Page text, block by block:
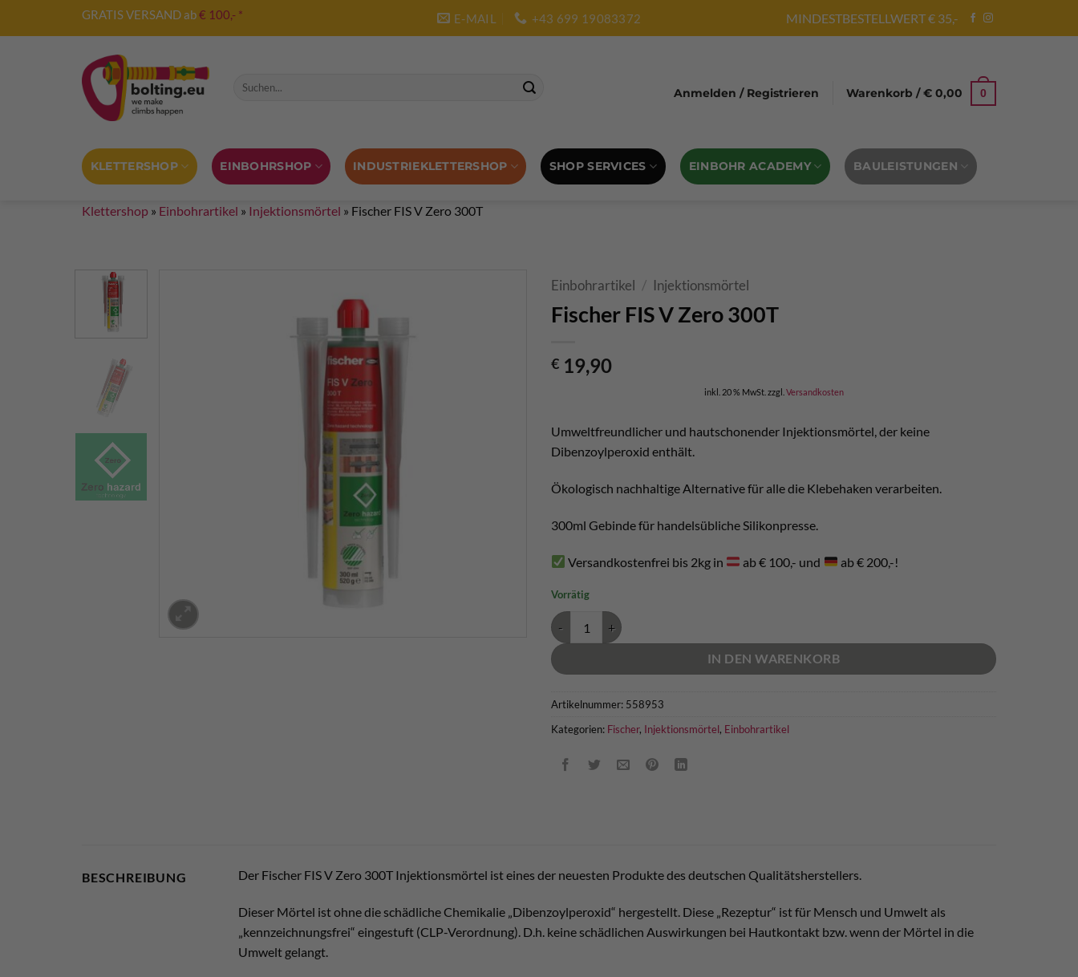
GRATIS VERSAND ab€ 100,- * E-MAIL +43 699 19083372 MINDESTBESTELLWERT € 35,-
Suche nach:
Anmelden / Registrieren Warenkorb /€ 0,00 0
KLETTERSHOP EINBOHRSHOP INDUSTRIEKLETTERSHOP SHOP SERVICES EINBOHR ACADEMY BAULEISTUNGEN
Klettershop » Einbohrartikel » Injektionsmörtel » Fischer FIS V Zero 300T
Einbohrartikel / Injektionsmörtel
Fischer FIS V Zero 300T
€ 19,90
inkl. 20 % MwSt. zzgl. Versandkosten
Umweltfreundlicher und hautschonender Injektionsmörtel, der keine
Dibenzoylperoxid enthält.
Ökologisch nachhaltige Alternative für alle die Klebehaken verarbeiten.
300ml Gebinde für handelsübliche Silikonpresse.
Versandkostenfrei bis 2kg in ab € 100,- und ab € 200,-!
Vorrätig
Fischer FIS V Zero 300T Menge
IN DEN WARENKORB
Artikelnummer: 558953
Kategorien: Fischer, Injektionsmörtel, Einbohrartikel
BESCHREIBUNG Der Fischer FIS V Zero 300T Injektionsmörtel ist eines der neuesten Produkte des deutschen Qualitätsherstellers.
Dieser Mörtel ist ohne die schädliche Chemikalie „Dibenzoylperoxid“ hergestellt. Diese „Rezeptur“ ist für Mensch und Umwelt als
„kennzeichnungsfrei“ eingestuft (CLP-Verordnung). D.h. keine schädlichen Auswirkungen bei Hautkontakt bzw. wenn der Mörtel in die
Umwelt gelangt.